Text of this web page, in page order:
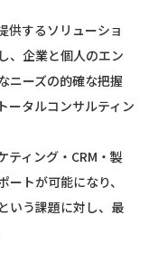
供するソリューショ
、企業と個人のエン
ニーズの的確な把握
ータルコンサルティン
ティング・CRM・製
トが可能になり、
いう課題に対し、最